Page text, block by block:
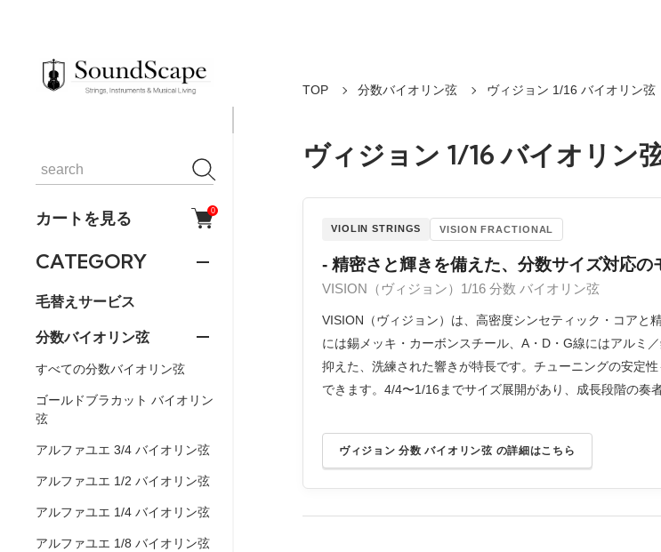
カートを見る 0
CATEGORY
毛替えサービス
分数バイオリン弦
すべての分数バイオリン弦
ゴールドブラカット バイオリン
弦
アルファユエ 3/4 バイオリン弦
アルファユエ 1/2 バイオリン弦
アルファユエ 1/4 バイオリン弦
アルファユエ 1/8 バイオリン弦
TOP 分数バイオリン弦 ヴィジョン 1/16 バイオリン弦
ヴィジョン 1/16 バイオリン
VIOLIN STRINGS VISION FRACTIONAL
- 精密さと輝きを備えた、分数サイズ対応の
VISION（ヴィジョン）1/16 分数 バイオリン弦
VISION（ヴィジョン）は、高密度シンセティック・コアと
には錫メッキ・カーボンスチール、A・D・G線にはアルミ
抑えた、洗練された響きが特長です。チューニングの安定
できます。4/4〜1/16までサイズ展開があり、成長段階の奏
ヴィジョン 分数 バイオリン弦 の詳細はこちら